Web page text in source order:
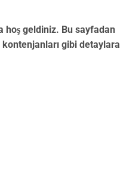
hoş geldiniz. Bu sayfadan
gibi detaylara